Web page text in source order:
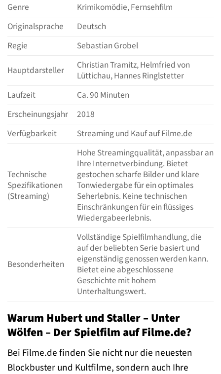
Genre
Krimikomödie, Fernsehfilm
Originalsprache
Deutsch
Regie
Sebastian Grobel
Hauptdarsteller
Christian Tramitz, Helmfried von
Lüttichau, Hannes Ringlstetter
Laufzeit
Ca. 90 Minuten
Erscheinungsjahr
2018
Verfügbarkeit
Streaming und Kauf auf Filme.de
Technische
Spezifikationen
(Streaming)
Hohe Streamingqualität, anpassbar an
Ihre Internetverbindung. Bietet
gestochen scharfe Bilder und klare
Tonwiedergabe für ein optimales
Seherlebnis. Keine technischen
Einschränkungen für ein flüssiges
Wiedergabeerlebnis.
Besonderheiten
Vollständige Spielfilmhandlung, die
auf der beliebten Serie basiert und
eigenständig genossen werden kann.
Bietet eine abgeschlossene
Geschichte mit hohem
Unterhaltungswert.
Warum Hubert und Staller – Unter
Wölfen – Der Spielfilm auf Filme.de?
Bei Filme.de finden Sie nicht nur die neuesten
Blockbuster und Kultfilme, sondern auch Ihre